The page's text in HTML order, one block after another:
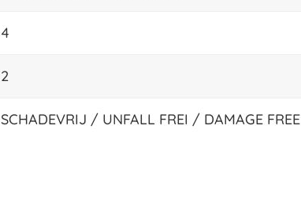
4
2
SCHADEVRIJ / UNFALL FREI / DAMAGE FREE